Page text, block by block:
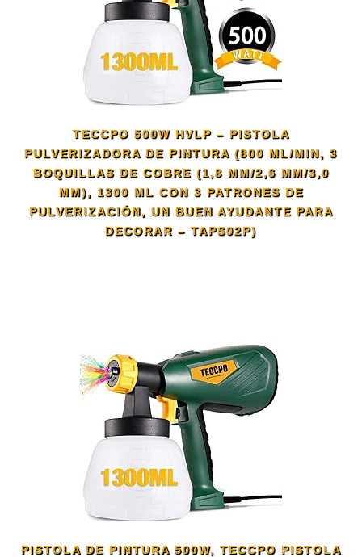
TECCPO 500W HVLP – PISTOLA
PULVERIZADORA DE PINTURA (800 ML/MIN, 3
BOQUILLAS DE COBRE (1,8 MM/2,6 MM/3,0
MM), 1300 ML CON 3 PATRONES DE
PULVERIZACIÓN, UN BUEN AYUDANTE PARA
DECORAR – TAPS02P)
PISTOLA DE PINTURA 500W, TECCPO PISTOLA